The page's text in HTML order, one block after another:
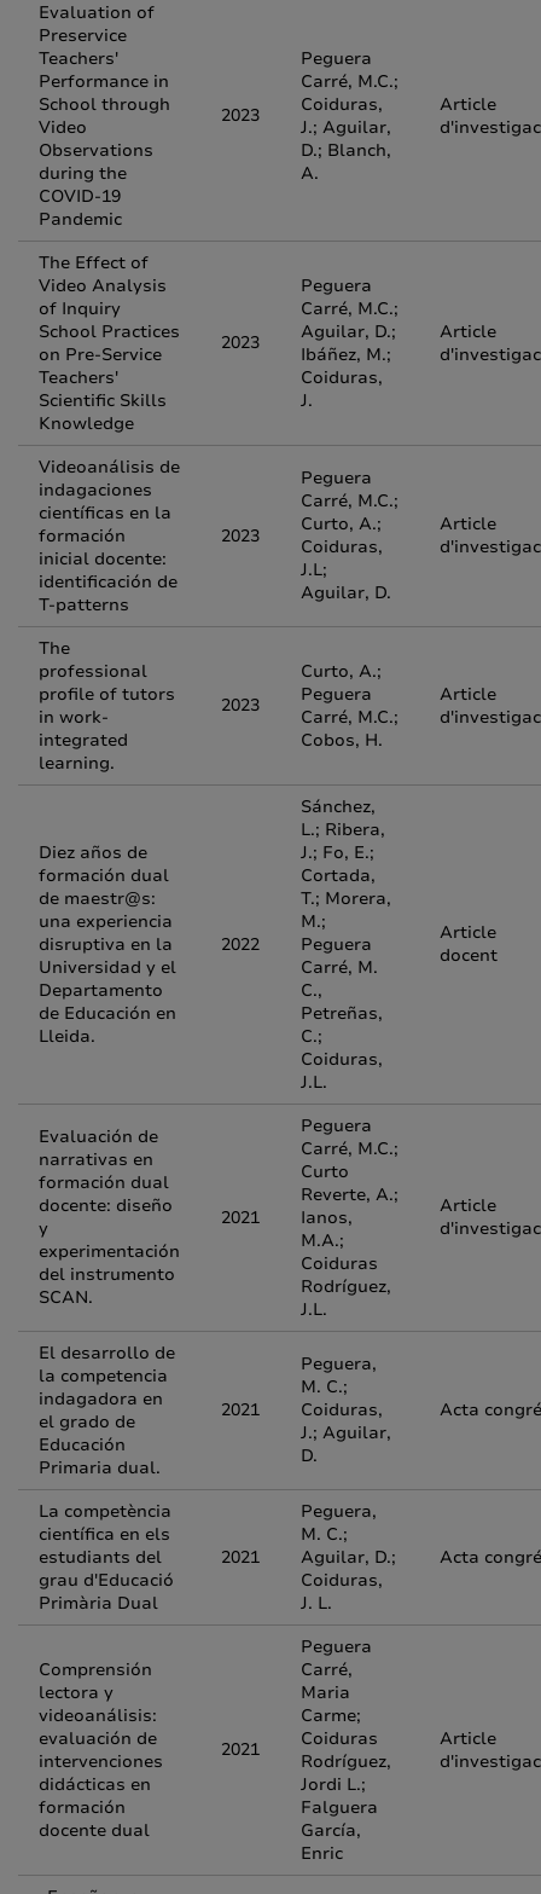
Evaluation of
Preservice
Teachers'
Performance in
School through
Video
Observations
during the
COVID-19
Pandemic
2023
Peguera
Carré, M.C.;
Coiduras,
J.; Aguilar,
D.; Blanch,
A.
Article
The Effect of
Video Analysis
of Inquiry
School Practices
on Pre-Service
Teachers'
Scientific Skills
Knowledge
2023
Peguera
Carré, M.C.;
Aguilar, D.;
Ibáñez, M.;
Coiduras,
J.
Article
Videoanálisis de
indagaciones
científicas en la
formación
inicial docente:
identificación de
T-patterns
2023
Peguera
Carré, M.C.;
Curto, A.;
Coiduras,
J.L;
Aguilar, D.
Article
The
professional
profile of tutors
in work-
integrated
learning.
2023
Curto, A.;
Peguera
Carré, M.C.;
Cobos, H.
Article
Diez años de
formación dual
de maestr@s:
una experiencia
disruptiva en la
Universidad y el
Departamento
de Educación en
Lleida.
2022
Sánchez,
L.; Ribera,
J.; Fo, E.;
Cortada,
T.; Morera,
M.;
Peguera
Carré, M.
C.,
Petreñas,
C.;
Coiduras,
J.L.
Article
docent
Evaluación de
narrativas en
formación dual
docente: diseño
y
experimentación
del instrumento
SCAN.
2021
Peguera
Carré, M.C.;
Curto
Reverte, A.;
Ianos,
M.A.;
Coiduras
Rodríguez,
J.L.
Article
El desarrollo de
la competencia
indagadora en
el grado de
Educación
Primaria dual.
2021
Peguera,
M. C.;
Coiduras,
J.; Aguilar,
D.
Acta
La competència
científica en els
estudiants del
grau d'Educació
Primària Dual
2021
Peguera,
M. C.;
Aguilar, D.;
Coiduras,
J. L.
Acta
Comprensión
lectora y
videoanálisis:
evaluación de
intervenciones
didácticas en
formación
docente dual
2021
Peguera
Carré,
Maria
Carme;
Coiduras
Rodríguez,
Jordi L.;
Falguera
García,
Enric
Article